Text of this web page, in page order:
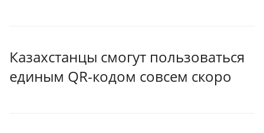
Казахстанцы смогут пользоваться
единым QR-кодом совсем скоро